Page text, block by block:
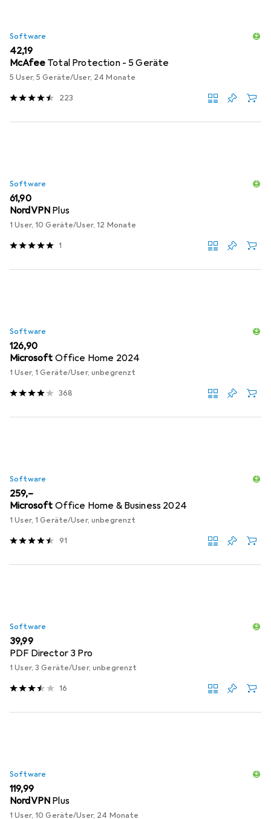
Software
EUR
42,19
McAfee Total Protection - 5 Geräte
5 User, 5 Geräte/User, 24 Monate
223
Software
EUR
61,90
NordVPN Plus
1 User, 10 Geräte/User, 12 Monate
1
Software
EUR
126,90
Microsoft Office Home 2024
1 User, 1 Geräte/User, unbegrenzt
368
Software
EUR
259,–
Microsoft Office Home & Business 2024
1 User, 1 Geräte/User, unbegrenzt
91
Software
EUR
39,99
PDF Director 3 Pro
1 User, 3 Geräte/User, unbegrenzt
16
Software
EUR
119,99
NordVPN Plus
1 User, 10 Geräte/User, 24 Monate